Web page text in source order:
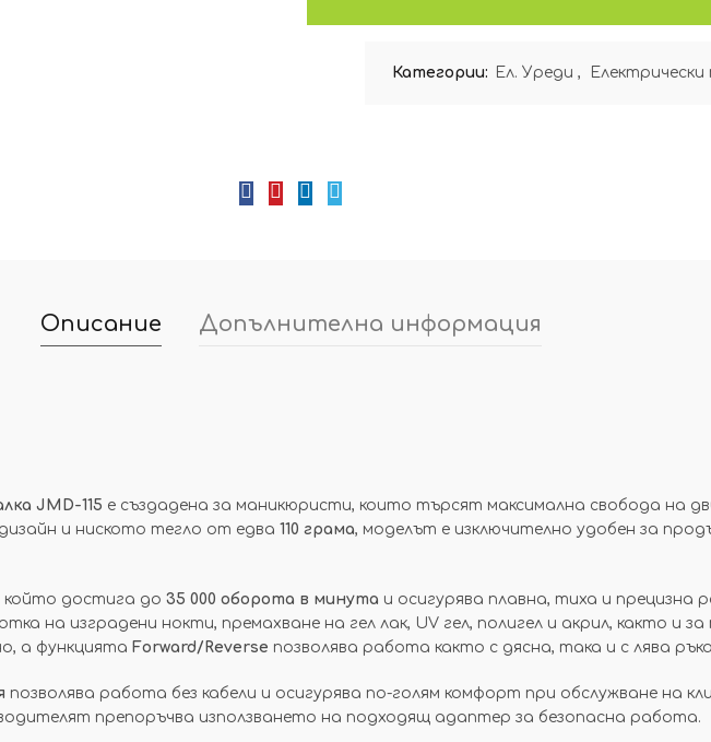
Категории: Ел. Уреди ,
Описание Допълнителна информация
JMD-115 е създадена за маникюристи, които търсят максимална свобода на
и ниското тегло от едва 110 грама, моделът е изключително удобен за
който достига до 35 000 оборота в минута и осигурява плавна, тиха и прецизна
на изградени нокти, премахване на гел лак, UV гел, полигел и акрил, както и
а функцията Forward/Reverse позволява работа както с дясна, така и с лява
позволява работа без кабели и осигурява по-голям комфорт при обслужване на
препоръчва използването на подходящ адаптер за безопасна работа.